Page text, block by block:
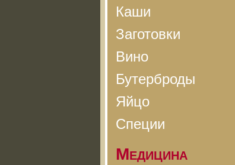
Каши
Заготовки
Вино
Бутерброды
Яйцо
Специи
Медицина